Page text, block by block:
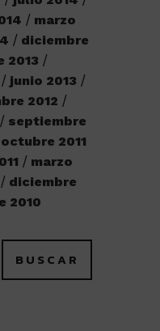
marzo
diciembre
2013
junio 2013
2012
septiembre
octubre 2011
marzo
diciembre
2010